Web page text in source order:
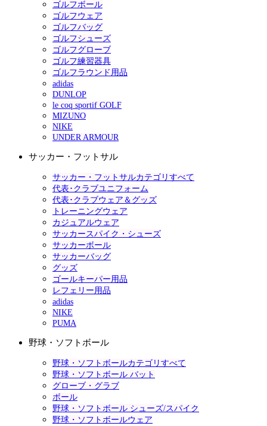
ゴルフボール
ゴルフウェア
ゴルフバッグ
ゴルフシューズ
ゴルフグローブ
ゴルフ練習器具
ゴルフラウンド用品
adidas
DUNLOP
le coq sportif GOLF
MIZUNO
NIKE
UNDER ARMOUR
サッカー・フットサル
サッカー・フットサルカテゴリすべて
代表･クラブユニフォーム
代表･クラブウェア＆グッズ
トレーニングウェア
カジュアルウェア
サッカースパイク・シューズ
サッカーボール
サッカーバッグ
グッズ
ゴールキーパー用品
レフェリー用品
adidas
NIKE
PUMA
野球・ソフトボール
野球・ソフトボールカテゴリすべて
野球・ソフトボール バット
グローブ・グラブ
ボール
野球・ソフトボール シューズ/スパイク
野球・ソフトボールウェア